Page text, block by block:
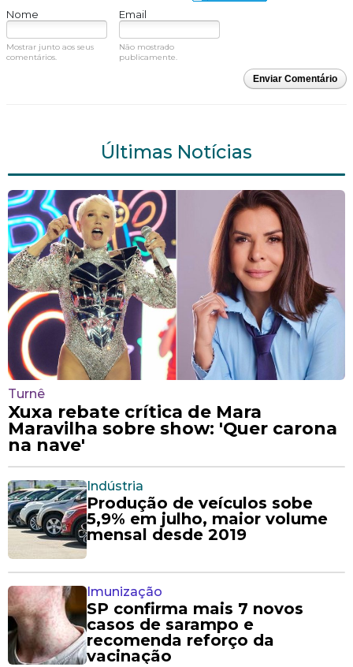
Nome
Email
Mostrar junto aos seus
comentários.
Não mostrado
publicamente.
Enviar Comentário
Últimas Notícias
Turnê
Xuxa rebate crítica de Mara
Maravilha sobre show: 'Quer carona
na nave'
Indústria
Produção de veículos sobe
5,9% em julho, maior volume
mensal desde 2019
Imunização
SP confirma mais 7 novos
casos de sarampo e
recomenda reforço da
vacinação